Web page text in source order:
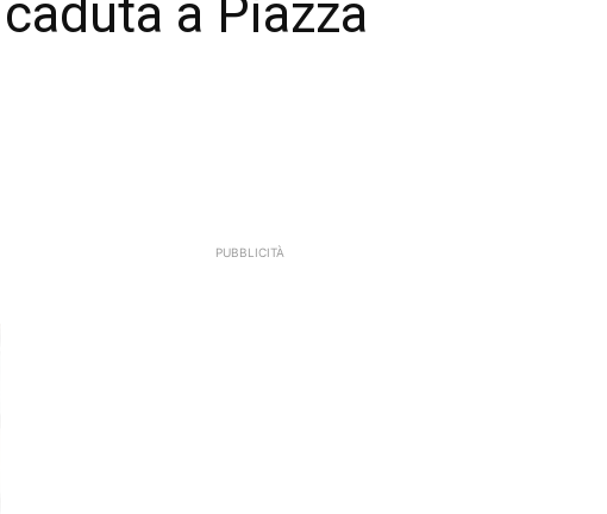
a Piazza
PUBBLICITÀ